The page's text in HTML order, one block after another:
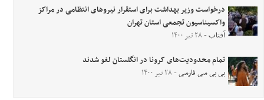
درخواست وزیر بهداشت برای استقرار نیروهای انتظامی در مراکز
واکسیناسیون تجمعی استان تهران
آفتاب- ۲۸ تیر ۱۴۰۰
تمام محدودیت‌های کرونا در انگلستان لغو شدند
بی بی سی فارسی- ۲۸ تیر ۱۴۰۰